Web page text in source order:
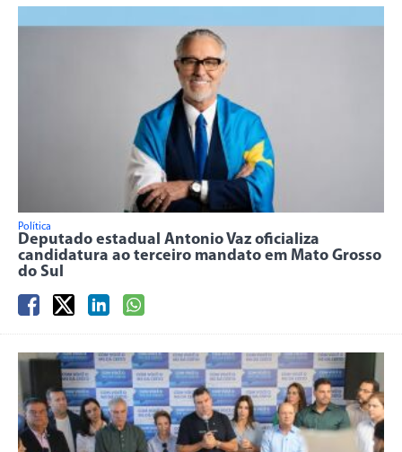
Política
Deputado estadual Antonio Vaz oficializa
candidatura ao terceiro mandato em Mato Grosso
do Sul